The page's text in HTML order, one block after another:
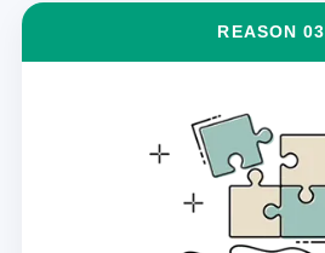
REASON 03